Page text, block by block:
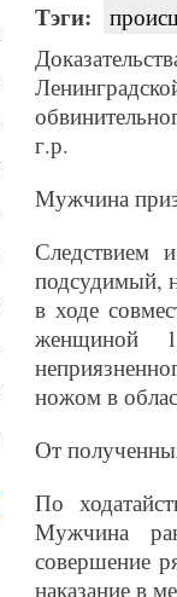
Тэги:
г.р.
Мужчина
подсудимый,
в ходе
женщиной
ножом в
От
По
Мужчина
совершение
наказание в